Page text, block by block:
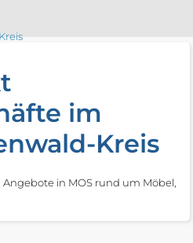
im
Kreis
in MOS rund um Möbel,